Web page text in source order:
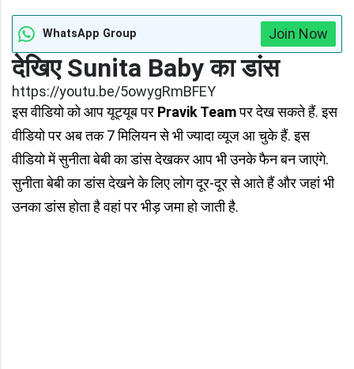
WhatsApp Group Join Now
देखिए Sunita Baby का डांस
https://youtu.be/5owygRmBFEY
इस वीडियो को आप यूट्यूब पर Pravik Teamपर देख सकते हैं. इस
वीडियो पर अब तक 7 मिलियन से भी ज्यादा व्यूज आ चुके हैं. इस
वीडियो में सुनीता बेबी का डांस देखकर आप भी उनके फैन बन जाएंगे.
सुनीता बेबी का डांस देखने के लिए लोग दूर-दूर से आते हैं और जहां भी
उनका डांस होता है वहां पर भीड़ जमा हो जाती है.